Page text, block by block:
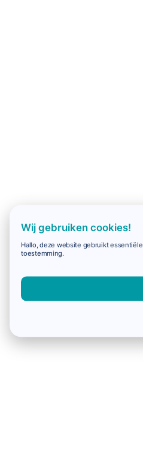
Wij gebruiken cookies!
Hallo, deze website gebruikt
toestemming.